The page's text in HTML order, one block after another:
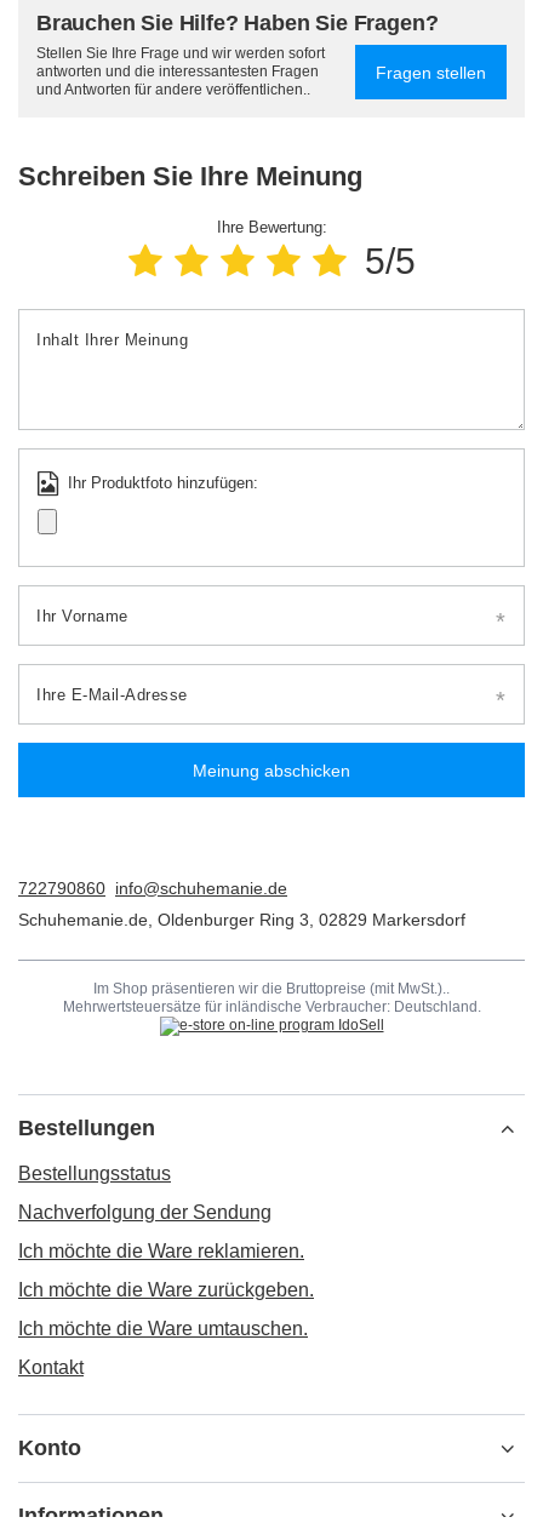
Brauchen Sie Hilfe? Haben Sie Fragen?
Stellen Sie Ihre Frage und wir werden sofort
antworten und die interessantesten Fragen
und Antworten für andere veröffentlichen..
Fragen stellen
Schreiben Sie Ihre Meinung
Ihre Bewertung:
5/5
Inhalt Ihrer Meinung
Ihr Produktfoto hinzufügen:
Ihr Vorname
Ihre E-Mail-Adresse
Meinung abschicken
722790860 info@schuhemanie.de
Schuhemanie.de Oldenburger Ring 3 02829 Markersdorf
Im Shop präsentieren wir die Bruttopreise (mit MwSt.)..
Mehrwertsteuersätze für inländische Verbraucher: Deutschland .
Bestellungen
Bestellungsstatus
Nachverfolgung der Sendung
Ich möchte die Ware reklamieren.
Ich möchte die Ware zurückgeben.
Ich möchte die Ware umtauschen.
Kontakt
Konto
Informationen